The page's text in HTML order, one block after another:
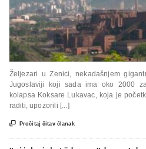
Željezari u Zenici, nekadašnjem
Jugoslaviji koji sada ima oko 2000
kolapsa Koksare Lukavac, koja je
raditi, upozorili [...]
 Pročitaj čitav članak